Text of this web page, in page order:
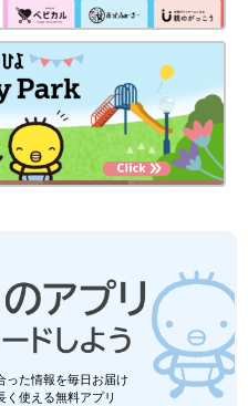
った情報を毎日お届け
使える無料アプリ